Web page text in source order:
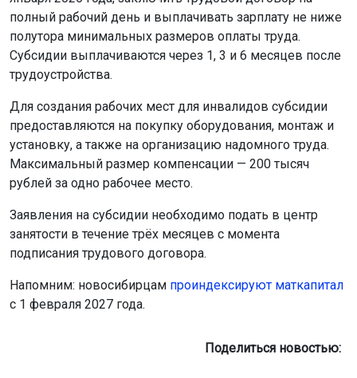
полный рабочий день и выплачивать зарплату не ниже
полутора минимальных размеров оплаты труда.
Субсидии выплачиваются через 1, 3 и 6 месяцев после
трудоустройства.
Для создания рабочих мест для инвалидов субсидии
предоставляются на покупку оборудования, монтаж и
установку, а также на организацию надомного труда.
Максимальный размер компенсации — 200 тысяч
рублей за одно рабочее место.
Заявления на субсидии необходимо подать в центр
занятости в течение трёх месяцев с момента
подписания трудового договора.
Напомним: новосибирцам проиндексируют маткапитал
с 1 февраля 2027 года.
Поделиться новостью: